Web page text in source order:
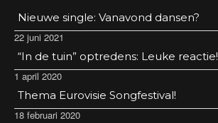
Nieuwe single: Vanavond dansen?
22 juni 2021
“In de tuin” optredens: Leuke reactie!
1 april 2020
Thema Eurovisie Songfestival!
18 februari 2020